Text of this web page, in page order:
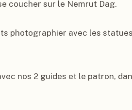
coucher sur le Nemrut Dag.
photographier avec les
nos 2 guides et le patron,